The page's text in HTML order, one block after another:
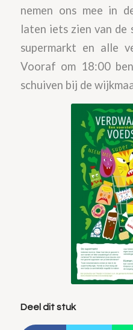
nemen ons mee in
laten iets zien van de
supermarkt en alle
Vooraf om 18:00
schuiven bij de
Deel dit stuk